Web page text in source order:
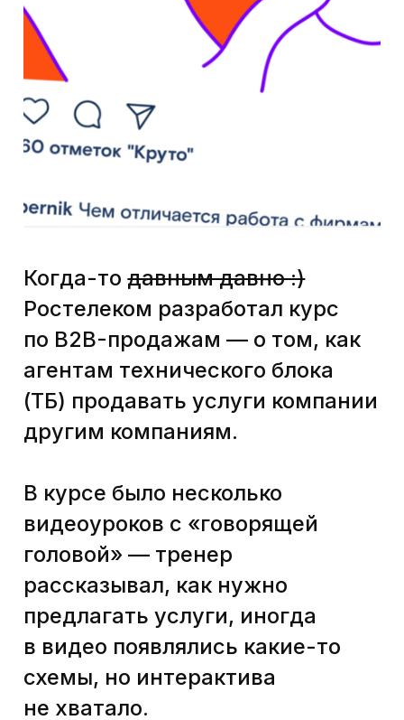
В курсе было несколько
видеоуроков с «говорящей
головой» — тренер
рассказывал, как нужно
предлагать услуги, иногда
в видео появлялись какие-то
схемы, но интерактива
Какое-то время сотрудники
курс, но NPS становился всё
ниже и ниже, и возник вопрос
об эффективности курса в том
виде, что он был.
кто непосредственно устанавливает
абонентов. Например, роутер у вас
случае компаниям) дополнительные
услуги Ростелекома.
С этим вопросом Ростелеком
и пришел в Тру: как можно
переупаковать программу
обучения B2B-продажам
для аудитории агентов ТБ так,
чтобы он нравился им больше?